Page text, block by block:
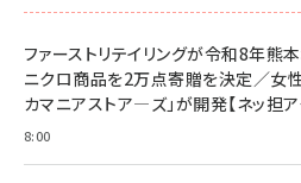
ファーストリテイリングが令和8年
ニクロ商品を2万点寄贈を決定／女
カマニアストア―ズ」が開発【ネッ担ア
8:00